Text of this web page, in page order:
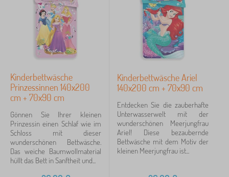
Kinderbettwäsche
Prinzessinnen 140x200
cm + 70x90 cm
Gönnen Sie Ihrer kleinen
Prinzessin einen Schlaf wie im
Schloss mit dieser
wunderschönen Bettwäsche.
Das weiche Baumwollmaterial
hüllt das Bett in Sanftheit und...
Kinderbettwäsche Ariel
140x200 cm + 70x90 cm
Entdecken Sie die zauberhafte
Unterwasserwelt mit der
wunderschönen Meerjungfrau
Ariel! Diese bezaubernde
Bettwäsche mit dem Motiv der
kleinen Meerjungfrau ist...